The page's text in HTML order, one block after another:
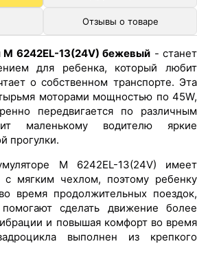
Отзывы о товаре
M 6242EL-13(24V) бежевый - станет
для ребенка, который любит
о собственном транспорте. Эта
моторами мощностью по 45W,
передвигается по различным
маленькому водителю яркие
прогулки.
M 6242EL-13(24V) имеет
с мягким чехлом, поэтому ребенку
время продолжительных поездок,
сделать движение более
и повышая комфорт во время
выполнен из крепкого